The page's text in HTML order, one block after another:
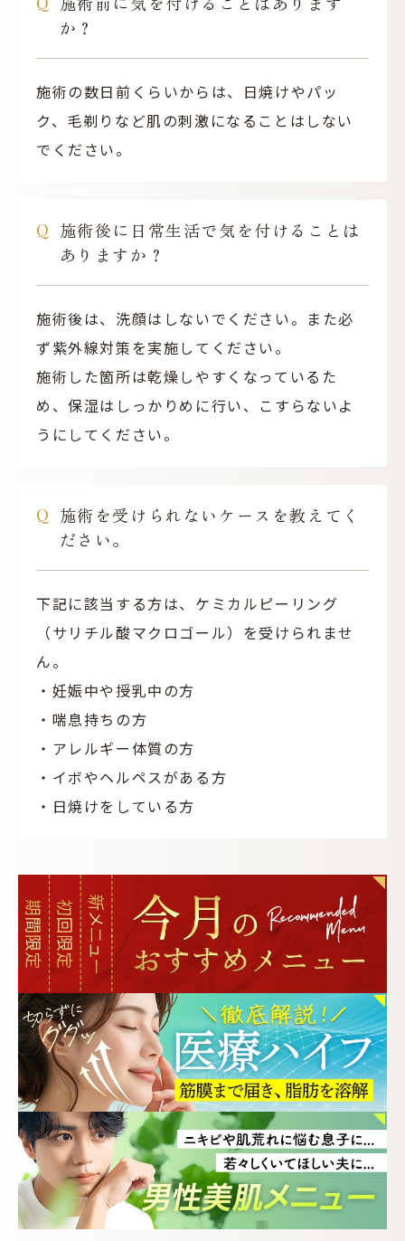
か？
施術の数日前くらいからは、日焼けやパッ
ク、毛剃りなど肌の刺激になることはしない
でください。
施術後に日常生活で気を付けることは
ありますか？
施術後は、洗顔はしないでください。また必
ず紫外線対策を実施してください。
施術した箇所は乾燥しやすくなっているた
め、保湿はしっかりめに行い、こすらないよ
うにしてください。
施術を受けられないケースを教えてく
ださい。
下記に該当する方は、ケミカルピーリング
（サリチル酸マクロゴール）を受けられませ
ん。
・妊娠中や授乳中の方
・喘息持ちの方
・アレルギー体質の方
・イボやヘルペスがある方
・日焼けをしている方